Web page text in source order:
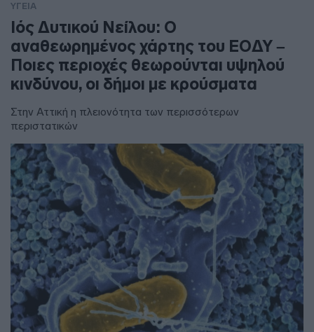
ΥΓΕΙΑ
Ιός Δυτικού Νείλου: Ο
αναθεωρημένος χάρτης του ΕΟΔΥ –
Ποιες περιοχές θεωρούνται υψηλού
κινδύνου, οι δήμοι με κρούσματα
Στην Αττική η πλειονότητα των περισσότερων
περιστατικών